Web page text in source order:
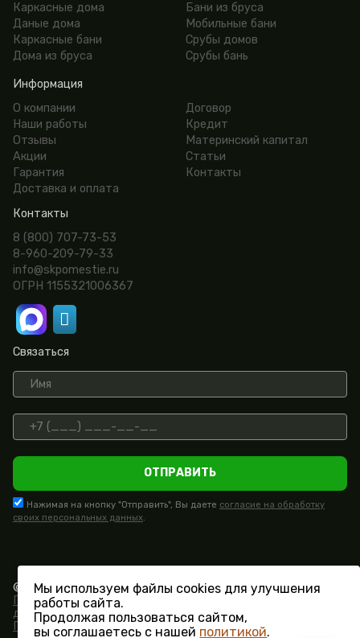
Каркасные дома
Даные дома
Каркасные бани
Дома из бруса
Бани из бруса
Мобильные бани
Срубы домов
Срубы бань
Информация
О компании
Наши работы
Отзывы
Акции
Гарантия
Доставка и оплата
Договор
Кредит
Материнский капитал
Статьи
Контакты
Контакты
8 (800) 707-73-53
8-960-209-79-33
info@skpomestie.ru
ОГРН 1155321006367
Связаться
ОТПРАВИТЬ
Нажимая на кнопку "Отправить", Вы даете согласие на обработку
своих персональных данных.
© СК «Поместье» 2015 - 2026.
Политика конфиденциальности и обработки персональных
данных
Пользовательское соглашение
Мы используем файлы cookies для улучшения
работы сайта.
Продолжая пользоваться сайтом,
вы соглашаетесь с нашей политикой.